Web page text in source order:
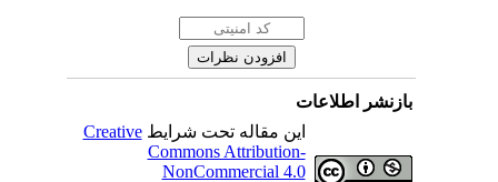
بازنشر اطلاعات
این مقاله تحت شرایطCreative
Commons Attribution-
NonCommercial 4.0